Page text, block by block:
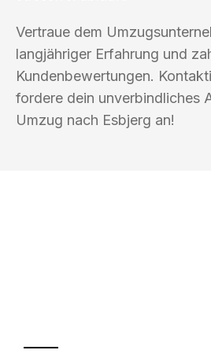
Vertraue dem
langjähriger Erfahrung und
Kundenbewertungen.
fordere dein unverbindliches
Umzug nach Esbjerg an!